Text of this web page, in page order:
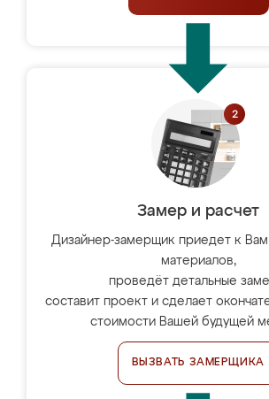
Замер и расчет
Дизайнер-замерщик приедет к Вам
материалов,
проведёт детальные
составит проект и сделает
стоимости Вашей будущей
ВЫЗВАТЬ ЗАМЕРЩИКА